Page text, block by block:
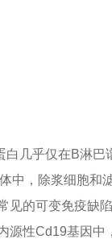
几乎仅在B淋
中，除浆细胞
的可变免疫缺
性Cd19基因